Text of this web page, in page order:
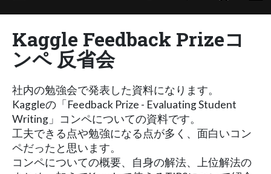
Kaggle Feedback Prizeコ
ンペ 反省会
社内の勉強会で発表した資料になります。
Kaggleの「Feedback Prize - Evaluating Student
Writing」コンペについての資料です。
工夫できる点や勉強になる点が多く、面白いコン
ペだったと思います。
コンペについての概要、自身の解法、上位解法の